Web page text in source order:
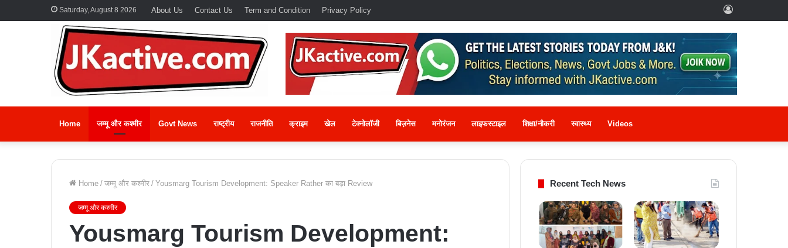
Saturday, August 8 2026 About Us Contact Us Term and Condition Privacy Policy
In
Home जम्मू और कश्मीर Govt News राष्ट्रीय राजनीति क्राइम खेल टेक्नोलॉजी बिज़नेस मनोरंजन लाइफस्टाइल शिक्षा/नौकरी स्वास्थ्य Videos
Home / जम्मू और कश्मीर / Yousmarg Tourism Development: Speaker Rather का बड़ा Review
जम्मू और कश्मीर
Yousmarg Tourism Development:
Recent Tech News